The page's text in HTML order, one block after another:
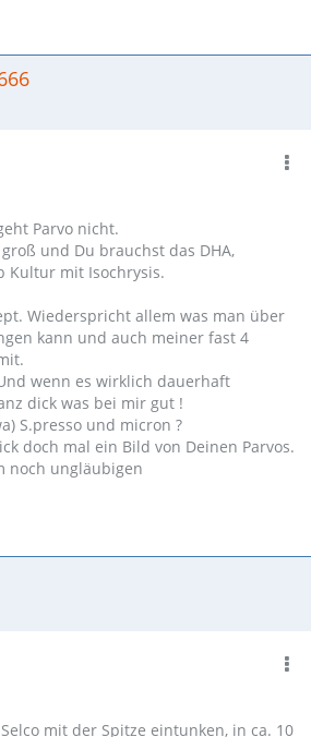
Parvo nicht.
und Du brauchst das DHA,
Kultur mit Isochrysis.
Wiederspricht allem was man über
kann und auch meiner fast 4
wenn es wirklich dauerhaft
dick was bei mir gut !
S.presso und micron ?
doch mal ein Bild von Deinen Parvos.
noch ungläubigen
mit der Spitze eintunken, in ca. 10